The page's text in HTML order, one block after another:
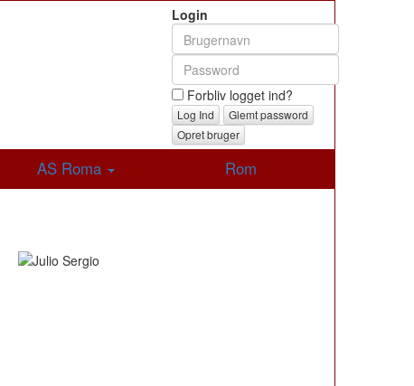
Login
Forbliv logget ind?
Glemt password
Opret bruger
AS Roma Rom